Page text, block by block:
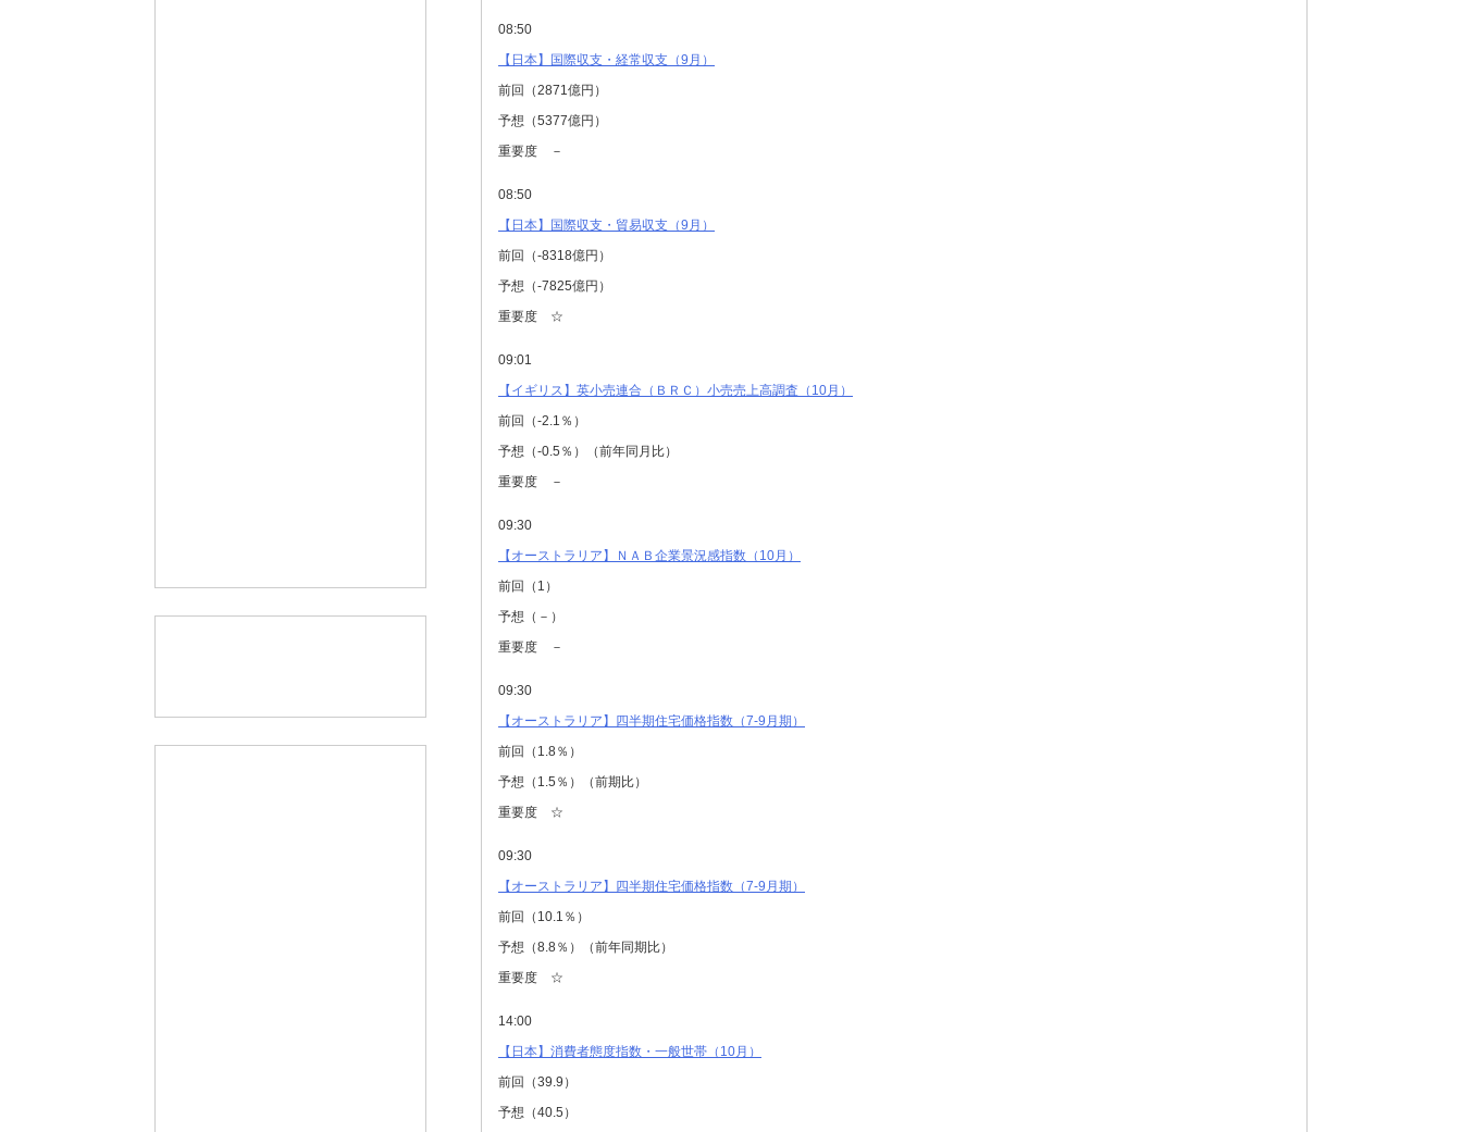
08:50
【日本】国際収支・経常収支（9月）
前回（2871億円）
予想（5377億円）
重要度 －
08:50
【日本】国際収支・貿易収支（9月）
前回（-8318億円）
予想（-7825億円）
重要度 ☆
09:01
【イギリス】英小売連合（ＢＲＣ）小売売上高調査（10月）
前回（-2.1％）
予想（-0.5％）（前年同月比）
重要度 －
09:30
【オーストラリア】ＮＡＢ企業景況感指数（10月）
前回（1）
予想（－）
重要度 －
09:30
【オーストラリア】四半期住宅価格指数（7-9月期）
前回（1.8％）
予想（1.5％）（前期比）
重要度 ☆
09:30
【オーストラリア】四半期住宅価格指数（7-9月期）
前回（10.1％）
予想（8.8％）（前年同期比）
重要度 ☆
14:00
【日本】消費者態度指数・一般世帯（10月）
前回（39.9）
予想（40.5）